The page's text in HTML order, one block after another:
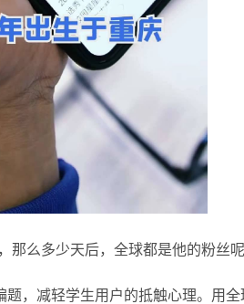
那么多少天后，全球都是他的粉丝
题，减轻学生用户的抵触心理。用